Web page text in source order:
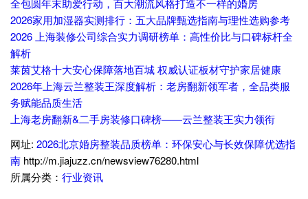
全包圆年末助爱行动，百大潮流风格打造不一样的婚房
2026家用加湿器实测排行：五大品牌甄选指南与理性选购参考
2026 上海装修公司综合实力调研榜单：高性价比与口碑标杆全
解析
莱茵艾格十大安心保障落地百城 权威认证板材守护家居健康
2026年上海云兰整装王深度解析：老房翻新领军者，全品类服
务赋能品质生活
上海老房翻新&二手房装修口碑榜——云兰整装王实力领衔
网址: 2026北京婚房整装品质榜单：环保安心与长效保障优选指
南 http://m.jiajuzz.cn/newsview76280.html
所属分类： 行业资讯